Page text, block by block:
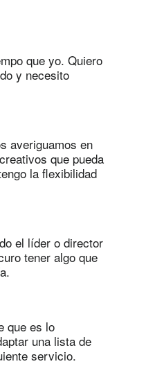
que yo. Quiero
y necesito
averiguamos en
que pueda
la flexibilidad
el líder o director
tener algo que
que es lo
una lista de
servicio.